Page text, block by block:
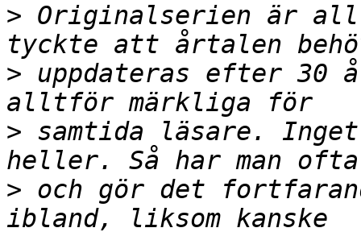
> Originalserien är
> uppdateras efter 30
> samtida läsare.
> och gör det